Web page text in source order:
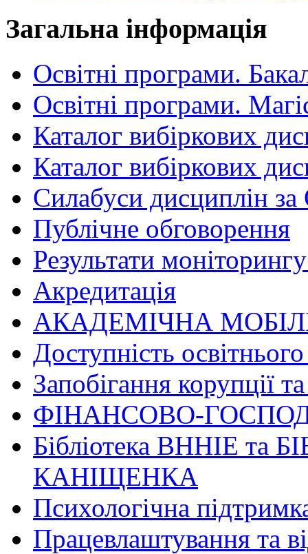
Загальна інформація
Освітні програми.
Освітні програми.
Каталог вибіркових
Каталог вибіркових
Силабуси дисциплін
Публічне обговорення
Результати
Акредитація
АКАДЕМІЧНА
Доступність
Запобігання корупції
ФІНАНСОВО-
Бібліотека ВННІЕ та
КАНІЩЕНКА
Психологічна
Працевлаштування та